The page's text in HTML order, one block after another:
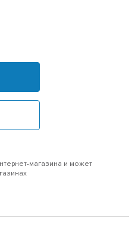
магазина и может